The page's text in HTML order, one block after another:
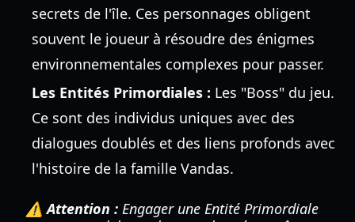
secrets de l'île. Ces personnages obligent
souvent le joueur à résoudre des énigmes
environnementales complexes pour passer.
Les Entités Primordiales : Les "Boss" du jeu.
Ce sont des individus uniques avec des
dialogues doublés et des liens profonds avec
l'histoire de la famille Vandas.
⚠️ Attention : Engager une Entité Primordiale